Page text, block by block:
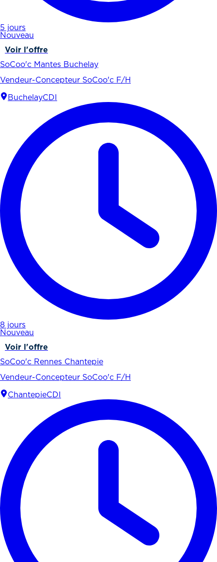
5 jours
Nouveau
Voir l'offre
SoCoo'c Mantes Buchelay
Vendeur-Concepteur SoCoo'c F/H
BuchelayCDI
8 jours
Nouveau
Voir l'offre
SoCoo'c Rennes Chantepie
Vendeur-Concepteur SoCoo'c F/H
ChantepieCDI